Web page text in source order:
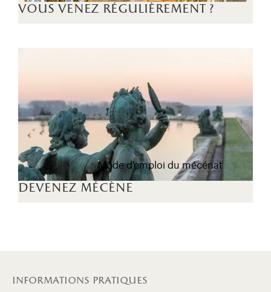
vous venez régulièrement ?
devenez mécène
Mode d'emploi du mécénat
informations pratiques